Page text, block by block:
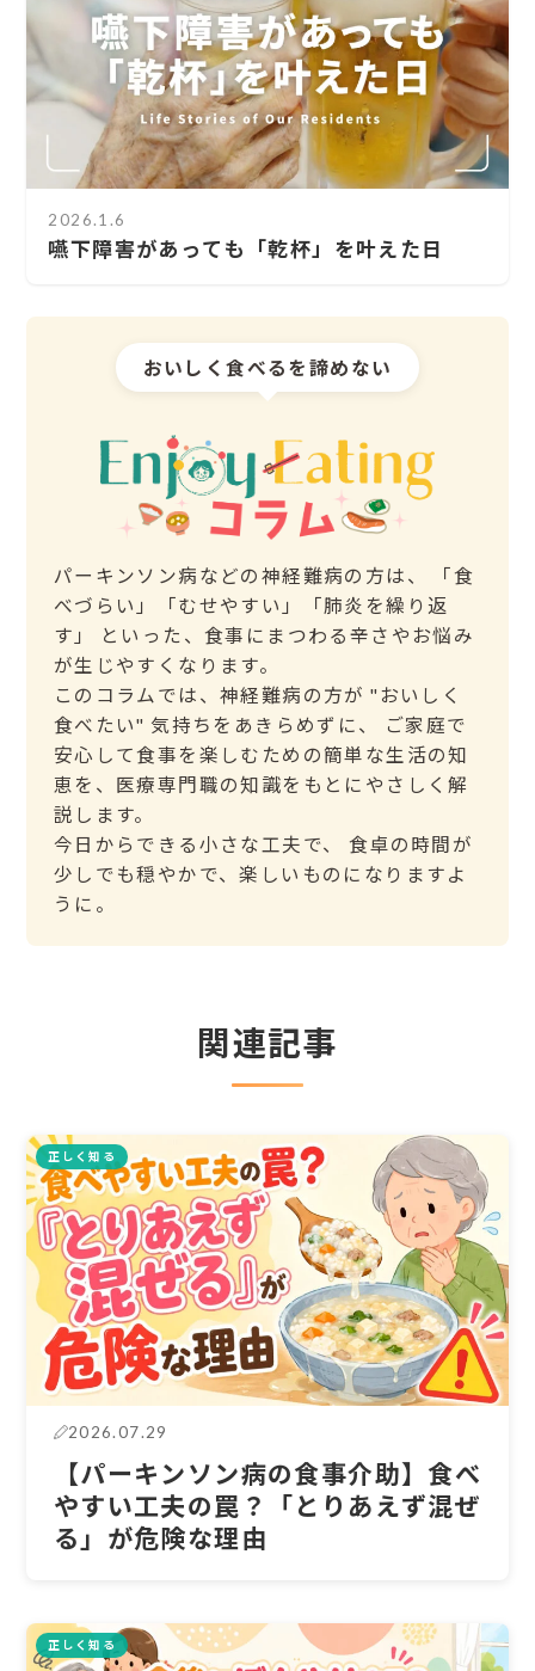
2026.1.6
嚥下障害があっても「乾杯」を叶えた日
おいしく食べるを諦めない
パーキンソン病などの神経難病の方は、 「食
べづらい」「むせやすい」「肺炎を繰り返
す」 といった、食事にまつわる辛さやお悩み
が生じやすくなります。
このコラムでは、神経難病の方が "おいしく
食べたい" 気持ちをあきらめずに、 ご家庭で
安心して食事を楽しむための簡単な生活の知
恵を、医療専門職の知識をもとにやさしく解
説します。
今日からできる小さな工夫で、 食卓の時間が
少しでも穏やかで、楽しいものになりますよ
うに。
関連記事
正しく知る
2026.07.29
【パーキンソン病の食事介助】食べ
やすい工夫の罠？「とりあえず混ぜ
る」が危険な理由
正しく知る